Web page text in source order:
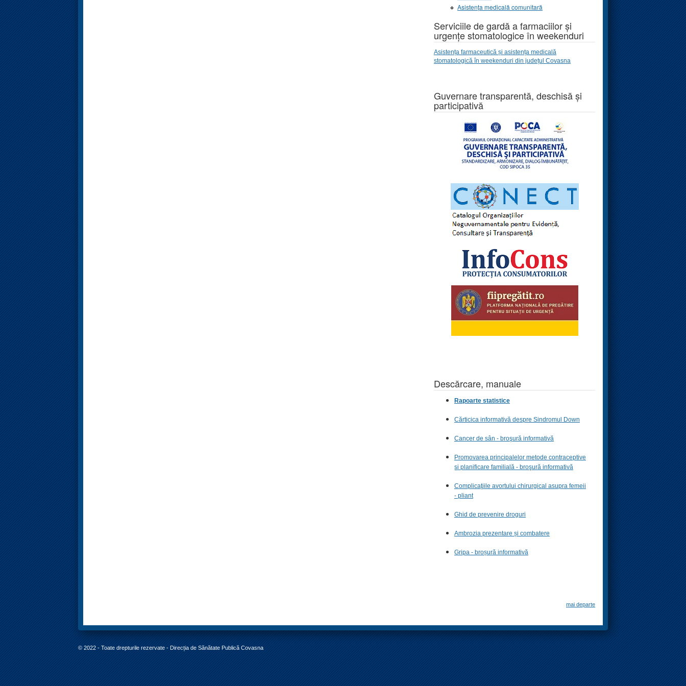
Asistența medicală comunitară
Serviciile de gardă a farmaciilor și
urgențe stomatologice în weekenduri
Asistența farmaceutică și asistența medicală
stomatologică în weekenduri din județul Covasna
Guvernare transparentă, deschisă și
participativă
Descărcare, manuale
Rapoarte statistice
Cărticica informativă despre Sindromul Down
Cancer de sân - broşură informativă
Promovarea principalelor metode contraceptive
şi planificare familială - broşură informativă
Complicaţiile avortului chirurgical asupra femeii
- pliant
Ghid de prevenire droguri
Ambrozia prezentare și combatere
Gripa - broșură informativă
mai departe
© 2022 - Toate drepturile rezervate - Direcția de Sănătate Publică Covasna